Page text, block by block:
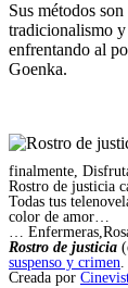
Sus métodos
tradicionalismo y
enfrentando al
Goenka.
finalmente,
Rostro de justicia
Todas tus
color de amor…
…
Rostro de justicia
suspenso y crimen.
Creada por